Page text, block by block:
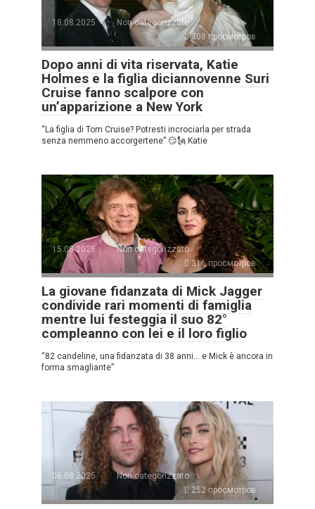
18.08.2025
Non categorizzato
308 просмотров
Dopo anni di vita riservata, Katie
Holmes e la figlia diciannovenne Suri
Cruise fanno scalpore con
un’apparizione a New York
“La figlia di Tom Cruise? Potresti incrociarla per strada
senza nemmeno accorgertene” 😏🗽 Katie
15.08.2025
Non categorizzato
316 просмотров
La giovane fidanzata di Mick Jagger
condivide rari momenti di famiglia
mentre lui festeggia il suo 82°
compleanno con lei e il loro figlio
“82 candeline, una fidanzata di 38 anni… e Mick è ancora in
forma smagliante”
06.08.2025
Non categorizzato
252 просмотров